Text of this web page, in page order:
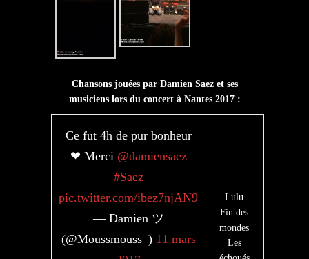
Chansons jouées par Damien Saez et ses
musiciens lors du concert à Nantes 2017 :
Ce fut 4h de pur bonheur
❤ Merci @damiensaez
#Saez
pic.twitter.com/ibez7njAN9
— Đamien ツ
(@Moussmouss_) 11 mars
Lulu
Fin des
mondes
Les